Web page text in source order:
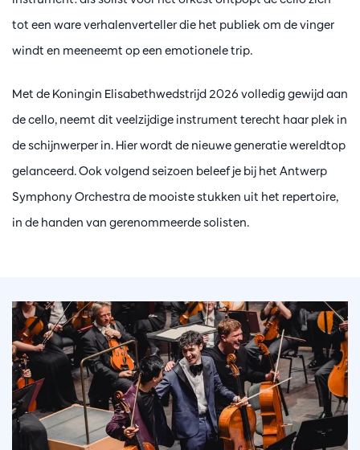
tot een ware verhalenverteller die het publiek om de vinger
windt en meeneemt op een emotionele trip.
Met de Koningin Elisabethwedstrijd 2026 volledig gewijd aan
de cello, neemt dit veelzijdige instrument terecht haar plek in
de schijnwerper in. Hier wordt de nieuwe generatie wereldtop
gelanceerd. Ook volgend seizoen beleef je bij het Antwerp
Symphony Orchestra de mooiste stukken uit het repertoire,
in de handen van gerenommeerde solisten.